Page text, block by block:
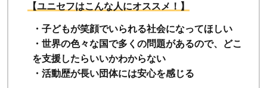
【ユニセフはこんな人にオススメ！】
・子どもが笑顔でいられる社会になってほしい
・世界の色々な国で多くの問題があるので、どこ
を支援したらいいかわからない
・活動歴が長い団体には安心を感じる